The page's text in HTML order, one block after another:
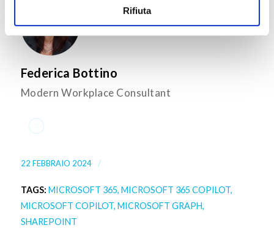
Rifiuta
Federica Bottino
Modern Workplace Consultant
22 FEBBRAIO 2024 /
TAGS: MICROSOFT 365, MICROSOFT 365 COPILOT,
MICROSOFT COPILOT, MICROSOFT GRAPH,
SHAREPOINT